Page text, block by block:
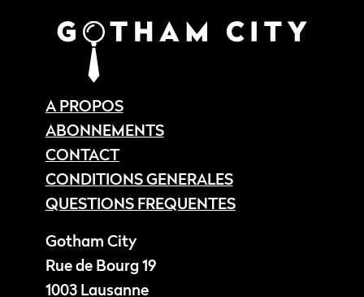
A PROPOS
ABONNEMENTS
CONTACT
CONDITIONS GENERALES
QUESTIONS FREQUENTES
Gotham City
Rue de Bourg 19
1003 Lausanne